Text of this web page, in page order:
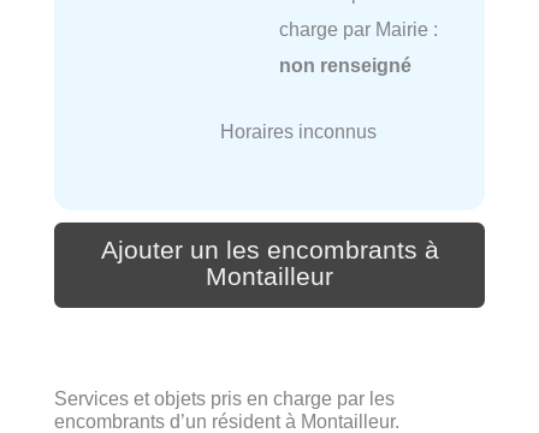
charge par Mairie :
non renseigné
Horaires inconnus
Ajouter un les encombrants à
Montailleur
Services et objets pris en charge par les
encombrants d’un résident à Montailleur.